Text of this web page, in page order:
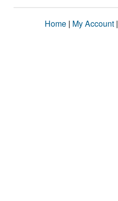
Home | My Account |